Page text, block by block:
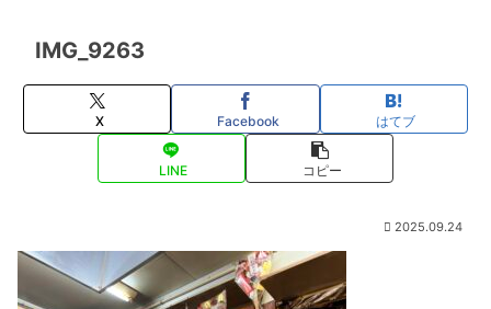
IMG_9263
X Facebook はてブ
LINE コピー
2025.09.24